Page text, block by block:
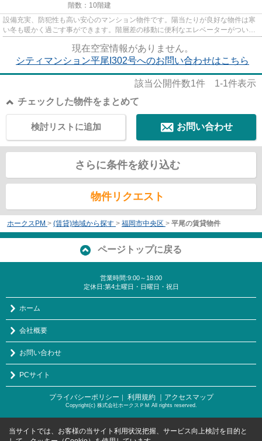
階数：10階建
設備充実、防犯性も高い安心のマンション物件です。陽当たりが良好な物件は寒
い冬も暖かく過ごす事ができます。階層差の移動に便利なエレベーターがついて
現在空室情報がありません。
シティマンション平尾I302号へのお問い合わせはこちら
該当公開件数1件 1-1件表示
チェックした物件をまとめて
お問い合わせ
検討リストに追加
さらに条件を絞り込む
物件リクエスト
ホークスPM > (賃貸)地域から探す > 福岡市中央区 > 平尾の賃貸物件
ページトップに戻る
営業時間:9:00～18:00
定休日:第4土曜日・日曜日・祝日
ホーム
会社概要
お問い合わせ
PCサイト
プライバシーポリシー ｜ 利用規約 ｜アクセスマップ
Copyright(c) 株式会社ホークスＰＭ All rights reserved.
当サイトでは、お客様の当サイト利用状況把握、サービス向上検討を目的と